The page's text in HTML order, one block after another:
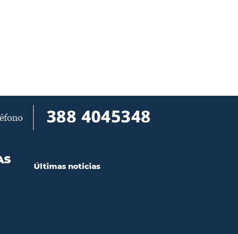
Últimas noticias